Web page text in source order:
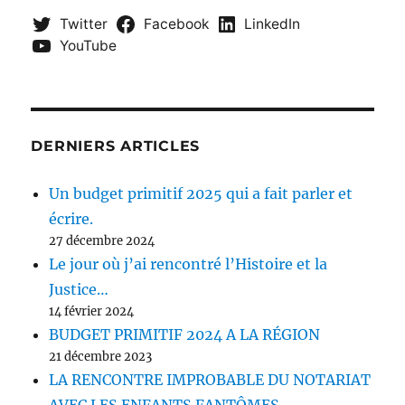
Twitter Facebook
LinkedIn
YouTube
DERNIERS ARTICLES
Un budget primitif 2025 qui a fait parler et
écrire.
27 décembre 2024
Le jour où j’ai rencontré l’Histoire et la
Justice…
14 février 2024
BUDGET PRIMITIF 2024 A LA RÉGION
21 décembre 2023
LA RENCONTRE IMPROBABLE DU NOTARIAT